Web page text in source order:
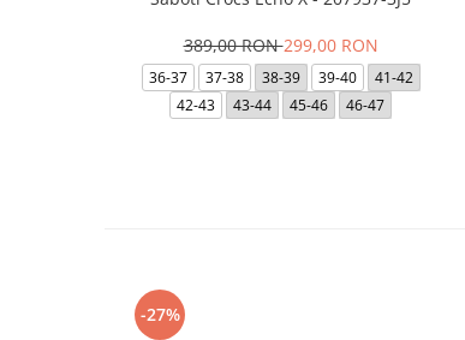
389,00 RON299,00 RON
36-37 37-38 38-39 39-40
41-42
42-43
43-44 45-46 46-47
-27%